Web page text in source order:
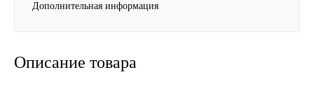
МАЗ
Дополнительная информация
Описание товара